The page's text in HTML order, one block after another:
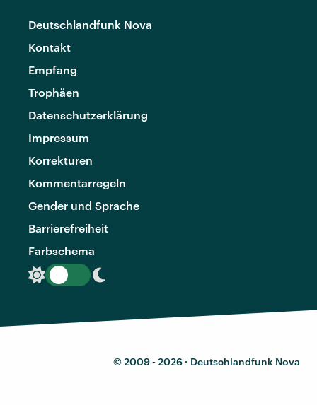
Deutschlandfunk Nova
Kontakt
Empfang
Trophäen
Datenschutzerklärung
Impressum
Korrekturen
Kommentarregeln
Gender und Sprache
Barrierefreiheit
Farbschema
© 2009 - 2026 · Deutschlandfunk Nova